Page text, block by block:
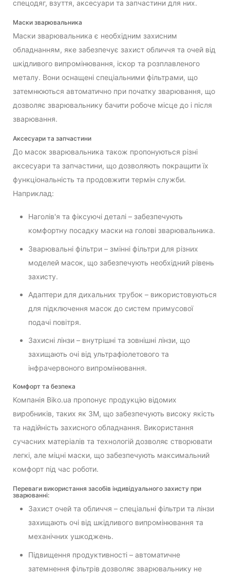
спецодяг, взуття, аксесуари та запчастини для них.
Маски зварювальника
Маски зварювальника є необхідним захисним
обладнанням, яке забезпечує захист обличчя та очей від
шкідливого випромінювання, іскор та розплавленого
металу. Вони оснащені спеціальними фільтрами, що
затемнюються автоматично при початку зварювання, що
дозволяє зварювальнику бачити робоче місце до і після
зварювання.
Аксесуари та запчастини
До масок зварювальника також пропонуються різні
аксесуари та запчастини, що дозволяють покращити їх
функціональність та продовжити термін служби.
Наприклад:
Наголів'я та фіксуючі деталі – забезпечують
комфортну посадку маски на голові зварювальника.
Зварювальні фільтри – змінні фільтри для різних
моделей масок, що забезпечують необхідний рівень
захисту.
Адаптери для дихальних трубок – використовуються
для підключення масок до систем примусової
подачі повітря.
Захисні лінзи – внутрішні та зовнішні лінзи, що
захищають очі від ультрафіолетового та
інфрачервоного випромінювання.
Комфорт та безпека
Компанія Biko.ua пропонує продукцію відомих
виробників, таких як 3M, що забезпечують високу якість
та надійність захисного обладнання. Використання
сучасних матеріалів та технологій дозволяє створювати
легкі, але міцні маски, що забезпечують максимальний
комфорт під час роботи.
Переваги використання засобів індивідуального захисту при
зварюванні:
Захист очей та обличчя – спеціальні фільтри та лінзи
захищають очі від шкідливого випромінювання та
механічних ушкоджень.
Підвищення продуктивності – автоматичне
затемнення фільтрів дозволяє зварювальнику не